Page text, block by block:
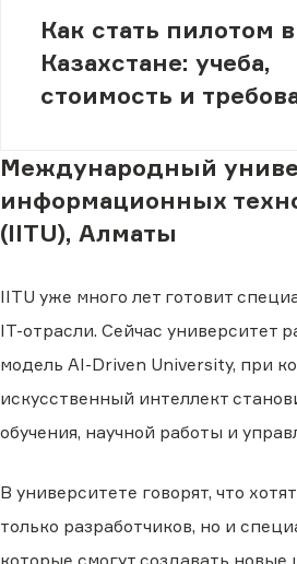
Как стать пилотом в
Казахстане: учеба,
стоимость и
Международный
информационных
(IITU), Алматы
IITU уже много лет готовит
IT-отрасли. Сейчас университет
модель AI-Driven University, при
искусственный интеллект
обучения, научной работы и
В университете говорят, что
только разработчиков, но и